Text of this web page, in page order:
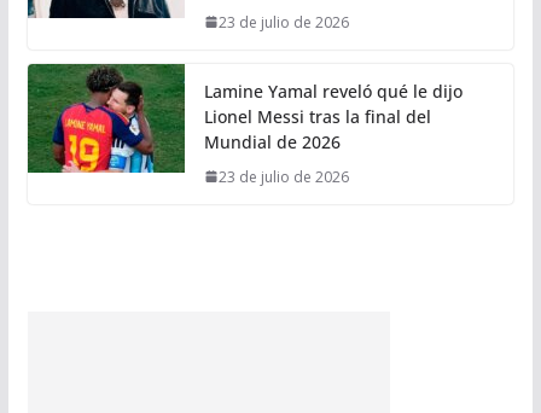
23 de julio de 2026
Lamine Yamal reveló qué le dijo
Lionel Messi tras la final del
Mundial de 2026
23 de julio de 2026